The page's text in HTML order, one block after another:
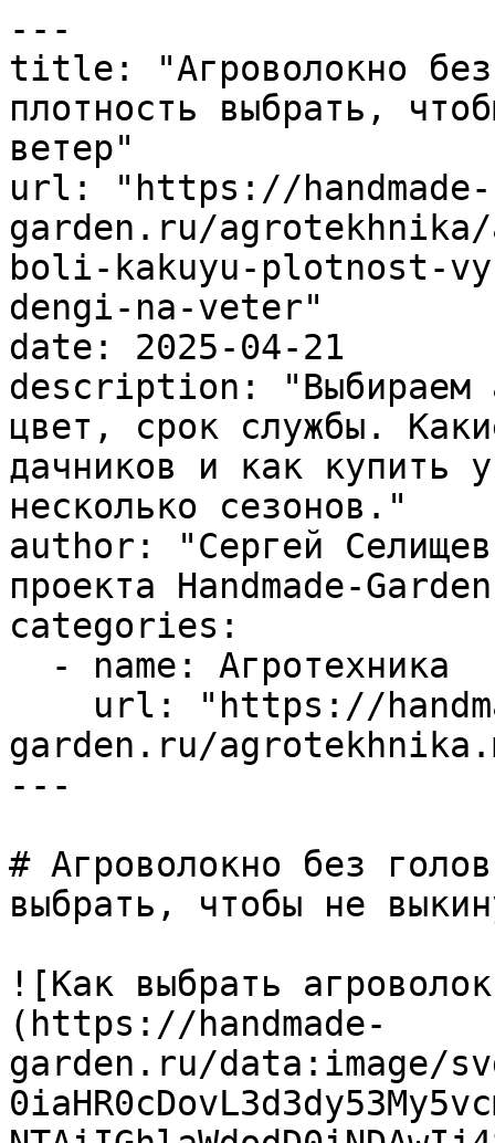
---
title: "Агроволокно без
плотность выбрать,
ветер"
url: "https://handmade-
garden.ru/
boli-kakuyu-plotnost-
dengi-na-veter"
date: 2025-04-21
description: "Выбираем
цвет, срок службы.
дачников и как купить
несколько сезонов."
author: "Сергей
проекта Handmade-
categories:
garden.ru/
---
# Агроволокно без
выбрать, чтобы не
![Как выбрать
(https://handmade-
garden.ru/data:image/